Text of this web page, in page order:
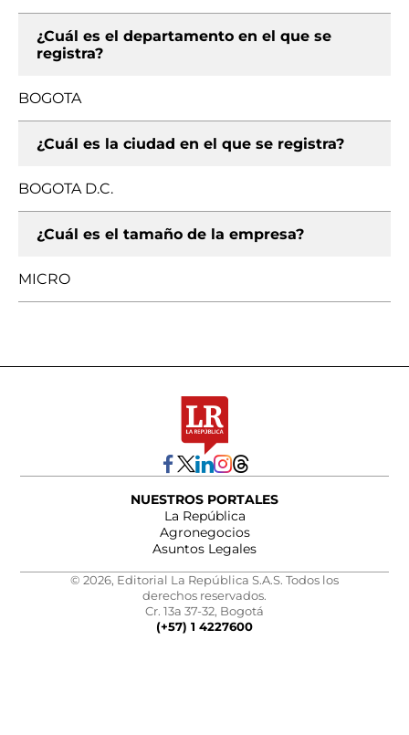
¿Cuál es el departamento en el que se
registra?
BOGOTA
¿Cuál es la ciudad en el que se registra?
BOGOTA D.C.
¿Cuál es el tamaño de la empresa?
MICRO
NUESTROS PORTALES
La República
Agronegocios
Asuntos Legales
© 2026, Editorial La República S.A.S. Todos los
derechos reservados.
Cr. 13a 37-32, Bogotá
(+57) 1 4227600